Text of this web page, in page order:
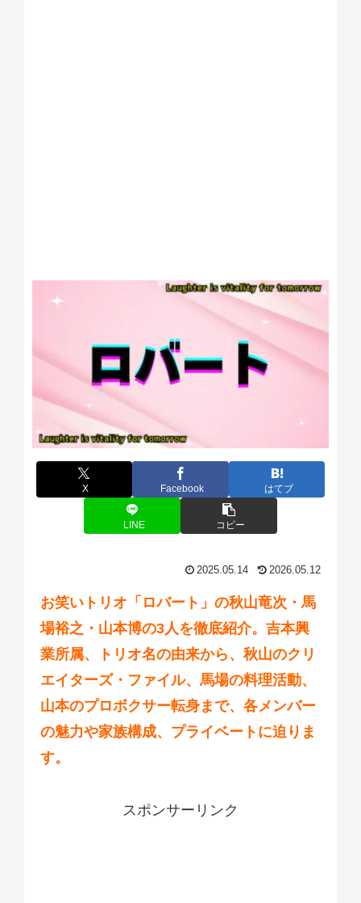
X Facebook はてブ
LINE コピー
2025.05.14 2026.05.12
お笑いトリオ「ロバート」の秋山竜次・馬
場裕之・山本博の3人を徹底紹介。吉本興
業所属、トリオ名の由来から、秋山のクリ
エイターズ・ファイル、馬場の料理活動、
山本のプロボクサー転身まで、各メンバー
の魅力や家族構成、プライベートに迫りま
す。
スポンサーリンク